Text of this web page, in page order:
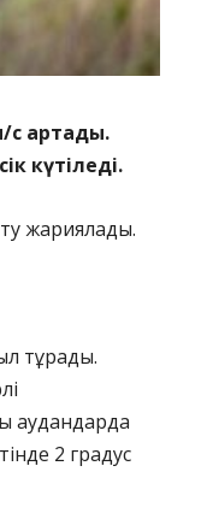
с артады.
күтіледі.
жариялады.
тұрады.
аудандарда
2 градус